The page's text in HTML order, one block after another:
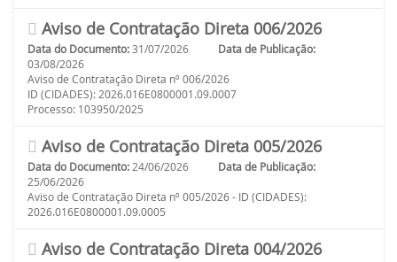
Aviso de Contratação Direta 006/2026
Data do Documento: 31/07/2026
Data de Publicação:
03/08/2026
Aviso de Contratação Direta nº 006/2026
ID (CIDADES): 2026.016E0800001.09.0007
Processo: 103950/2025
Aviso de Contratação Direta 005/2026
Data do Documento: 24/06/2026
Data de Publicação:
25/06/2026
Aviso de Contratação Direta nº 005/2026 - ID (CIDADES):
2026.016E0800001.09.0005
Aviso de Contratação Direta 004/2026